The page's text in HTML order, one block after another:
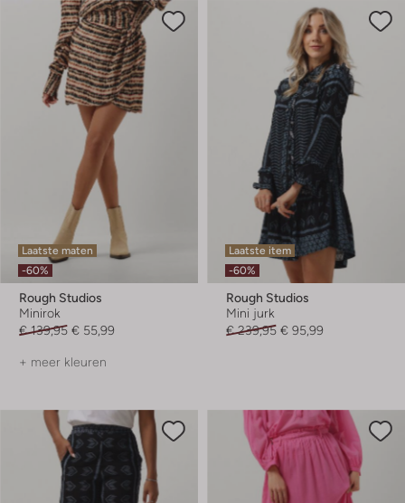
Laatste maten
-60%
Rough Studios
Minirok
€ 139,95 € 55,99
+ meer kleuren
Laatste item
-60%
Rough Studios
Mini jurk
€ 239,95 € 95,99